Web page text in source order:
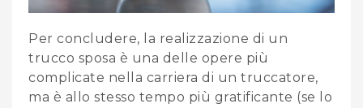
Per concludere, la realizzazione di un
trucco sposa è una delle opere più
complicate nella carriera di un truccatore,
ma è allo stesso tempo più gratificante (se lo